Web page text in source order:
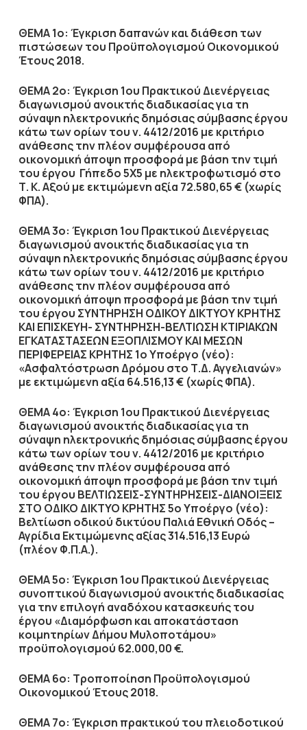
ΘΕΜΑ 1ο: Έγκριση δαπανών και διάθεση των
πιστώσεων του Προϋπολογισμού Οικονομικού
Έτους 2018.
ΘΕΜΑ 2ο: Έγκριση 1ου Πρακτικού Διενέργειας
διαγωνισμού ανοικτής διαδικασίας για τη
σύναψη ηλεκτρονικής δημόσιας σύμβασης έργου
κάτω των ορίων του ν. 4412/2016 με κριτήριο
ανάθεσης την πλέον συμφέρουσα από
οικονομική άποψη προσφορά με βάση την τιμή
του έργου Γήπεδο 5Χ5 με ηλεκτροφωτισμό στο
Τ. Κ. Αξού με εκτιμώμενη αξία 72.580,65 € (χωρίς
ΦΠΑ).
ΘΕΜΑ 3ο: Έγκριση 1ου ΠρακτικούΔιενέργειας
διαγωνισμού ανοικτής διαδικασίας για τη
σύναψη ηλεκτρονικής δημόσιας σύμβασης έργου
κάτω των ορίων του ν. 4412/2016 με κριτήριο
ανάθεσης την πλέον συμφέρουσα από
οικονομική άποψη προσφορά με βάση την τιμή
του έργου ΣΥΝΤΗΡΗΣΗ ΟΔΙΚΟΥ ΔΙΚΤΥΟΥ ΚΡΗΤΗΣ
ΚΑΙ ΕΠΙΣΚΕΥΗ- ΣΥΝΤΗΡΗΣΗ-ΒΕΛΤΙΩΣΗ ΚΤΙΡΙΑΚΩΝ
ΕΓΚΑΤΑΣΤΑΣΕΩΝ ΕΞΟΠΛΙΣΜΟΥ ΚΑΙ ΜΕΣΩΝ
ΠΕΡΙΦΕΡΕΙΑΣ ΚΡΗΤΗΣ 1ο Υποέργο (νέο):
«Ασφαλτόστρωση Δρόμου στο Τ.Δ. Αγγελιανών»
με εκτιμώμενη αξία 64.516,13 € (χωρίς ΦΠΑ).
ΘΕΜΑ 4ο: Έγκριση 1ου ΠρακτικούΔιενέργειας
διαγωνισμού ανοικτής διαδικασίας για τη
σύναψη ηλεκτρονικής δημόσιας σύμβασης έργου
κάτω των ορίων του ν. 4412/2016 με κριτήριο
ανάθεσης την πλέον συμφέρουσα από
οικονομική άποψη προσφορά με βάση την τιμή
του έργου ΒΕΛΤΙΩΣΕΙΣ-ΣΥΝΤΗΡΗΣΕΙΣ-ΔΙΑΝΟΙΞΕΙΣ
ΣΤΟ ΟΔΙΚΟ ΔΙΚΤΥΟ ΚΡΗΤΗΣ 5ο Υποέργο (νέο):
Βελτίωση οδικού δικτύου Παλιά Εθνική Οδός –
Αγρίδια Εκτιμώμενης αξίας 314.516,13 Ευρώ
(πλέον Φ.Π.Α.).
ΘΕΜΑ 5ο: Έγκριση 1ου ΠρακτικούΔιενέργειας
συνοπτικού διαγωνισμού ανοικτής διαδικασίας
για την επιλογή αναδόχου κατασκευής του
έργου «Διαμόρφωση και αποκατάσταση
κοιμητηρίων Δήμου Μυλοποτάμου»
προϋπολογισμού 62.000,00 €.
ΘΕΜΑ 6ο: Τροποποίηση Προϋπολογισμού
Οικονομικού Έτους 2018.
ΘΕΜΑ 7ο: Έγκριση πρακτικού του πλειοδοτικού